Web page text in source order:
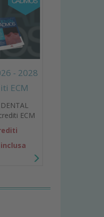
- 2028
ECM
ECM
inclusa